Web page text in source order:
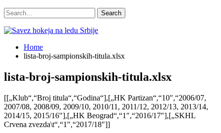
Home
lista-broj-sampionskih-titula.xlsx
lista-broj-sampionskih-titula.xlsx
[[„Klub“,“Broj titula“,“Godina“],[„HK Partizan“,“10″,“2006/07,
2007/08, 2008/09, 2009/10, 2010/11, 2011/12, 2012/13, 2013/14,
2014/15, 2015/16″],[„HK Beograd“,“1″,“2016/17″],[„SKHL
Crvena zvezda\t“,“1″,“2017/18″]]